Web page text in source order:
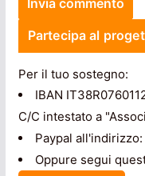
Partecipa al
Per il tuo sostegno:
IBAN
C/C intestato a
Paypal
Oppure segui